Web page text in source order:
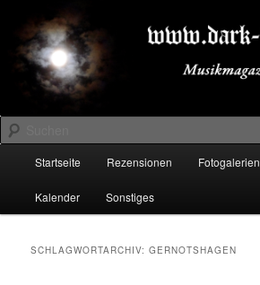
primären
Inhalt
springen
sekundären
Inhalt
springenDARK-FESTIVALS.DE
Suchen
Startseite Rezensionen Fotogalerien
Kalender Sonstiges
SCHLAGWORTARCHIV:GERNOTSHAGEN